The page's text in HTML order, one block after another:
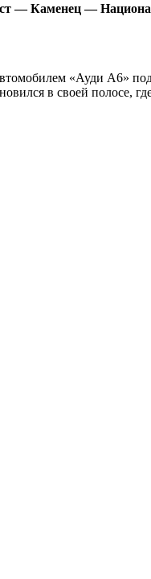
— Каменец —
«Ауди А6»
в своей полосе,